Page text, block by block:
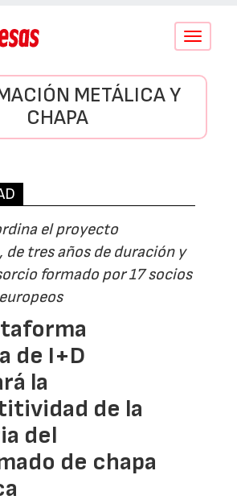
Conmutar
METÁLICA Y
CHAPA
el proyecto
de tres años de duración y
formado por 17 socios
de I+D
la
de la
del
de chapa